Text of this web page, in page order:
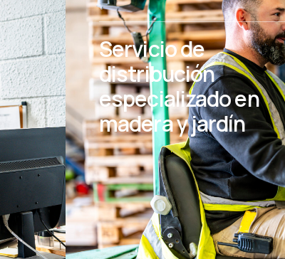
Servicio de
distribución
especializado en
madera y jardín